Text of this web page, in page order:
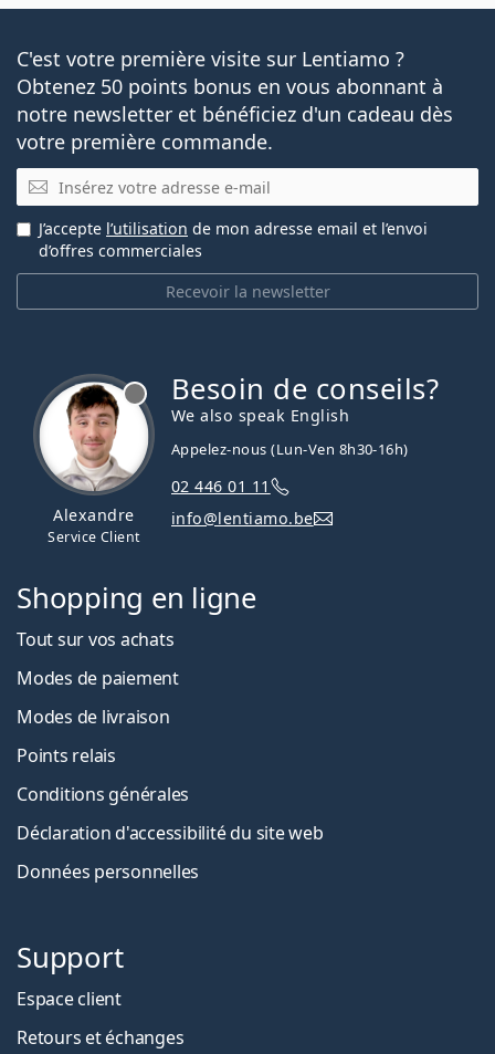
C'est votre première visite sur Lentiamo ?
Obtenez 50 points bonus en vous abonnant à
notre newsletter et bénéficiez d'un cadeau dès
votre première commande.
E-mail
Recevoir la newsletter
J’accepte l’utilisation de mon adresse email et l’envoi
d’offres commerciales
Alexandre
Service Client
Besoin de conseils?
We also speak English
Appelez-nous (Lun-Ven 8h30-16h)
02 446 01 11
info@lentiamo.be
Shopping en ligne
Tout sur vos achats
Modes de paiement
Modes de livraison
Points relais
Conditions générales
Déclaration d'accessibilité du site web
Données personnelles
Support
Espace client
Retours et échanges